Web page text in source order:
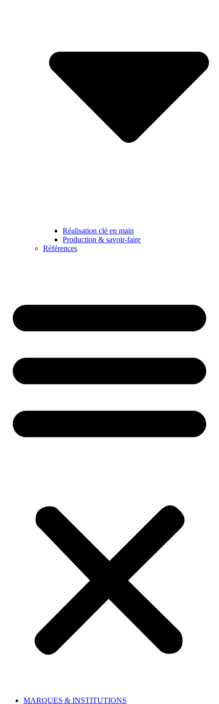
Réalisation clé en main
Production & savoir-faire
Références
MARQUES & INSTITUTIONS